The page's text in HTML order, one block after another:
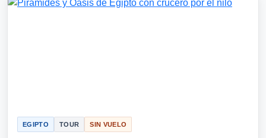
EGIPTO TOUR SIN VUELO